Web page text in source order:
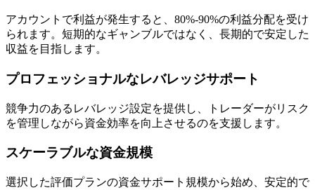
アカウントで利益が発生すると、80%-90%の利益分配を受け
られます。短期的なギャンブルではなく、長期的で安定した
収益を目指します。
プロフェッショナルなレバレッジサポート
競争力のあるレバレッジ設定を提供し、トレーダーがリスク
を管理しながら資金効率を向上させるのを支援します。
スケーラブルな資金規模
選択した評価プランの資金サポート規模から始め、安定的で